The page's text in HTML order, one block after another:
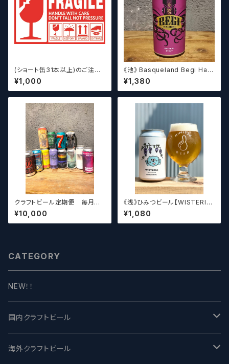
(ショート缶31本以上)のご注文
の場合いこちらをご購入くださ
い。 【クラフトビール】
¥1,000
《池》 Basqueland Begi Hau
ndi ベヒ アウンディ
¥1,380
クラフトビール定期便 毎月厳
選したクラフトビールをお届けし
ます。（10本～12本）
¥10,000
《浅》ひみつビール【WISTERIA】
／ ウィステリア
¥1,080
CATEGORY
NEW！！
国内クラフトビール
UCHU BREWING -うちゅうブルーイング
海外クラフトビール